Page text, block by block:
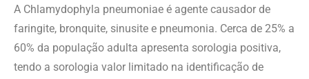
A Chlamydophyla pneumoniae é agente causador de
faringite, bronquite, sinusite e pneumonia. Cerca de 25% a
60% da população adulta apresenta sorologia positiva,
tendo a sorologia valor limitado na identificação de